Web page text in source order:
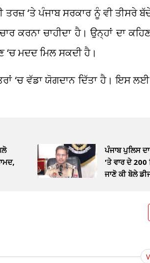
‘ਤੇ ਪੰਜਾਬ ਸਰਕਾਰ ਨੂੰ ਵੀ ਤੀਸਰੇ
ਕਰਨਾ ਚਾਹੀਦਾ ਹੈ। ਉਨ੍ਹਾਂ ਦਾ
‘ਚ ਮਦਦ ਮਿਲ ਸਕਦੀ ਹੈ।
‘ਚ ਵੱਡਾ ਯੋਗਦਾਨ ਦਿੱਤਾ ਹੈ। ਇਸ
ਪੰਜਾਬ ਪੁਲਿਸ
'ਤੇ ਵਾਰ ਦੇ 200
ਜਾਣੋ ਕੀ ਬੋਲੇ